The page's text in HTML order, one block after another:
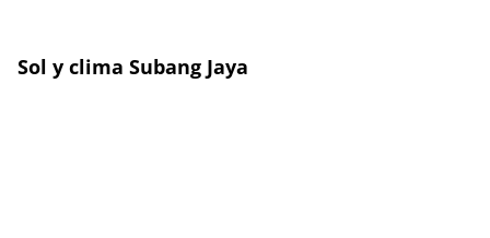
Sol y clima Subang Jaya